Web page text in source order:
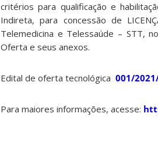
critérios para qualificação e
Indireta, para concessão de
Telemedicina e Telessaúde – STT,
Oferta e seus anexos.
Edital de oferta tecnológica 001/
Para maiores informações, acesse: